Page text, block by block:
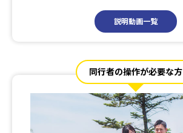
説明動画一覧
同行者の操作が必要な方